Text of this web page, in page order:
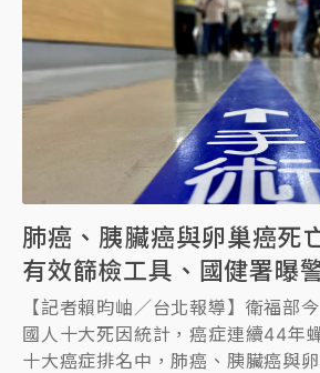
肺癌、胰臟癌與卵巢癌
有效篩檢工具、國健署曝
【記者賴昀岫／台北報導】衛福部
國人十大死因統計，癌症連續44年
十大癌症排名中，肺癌、胰臟癌與